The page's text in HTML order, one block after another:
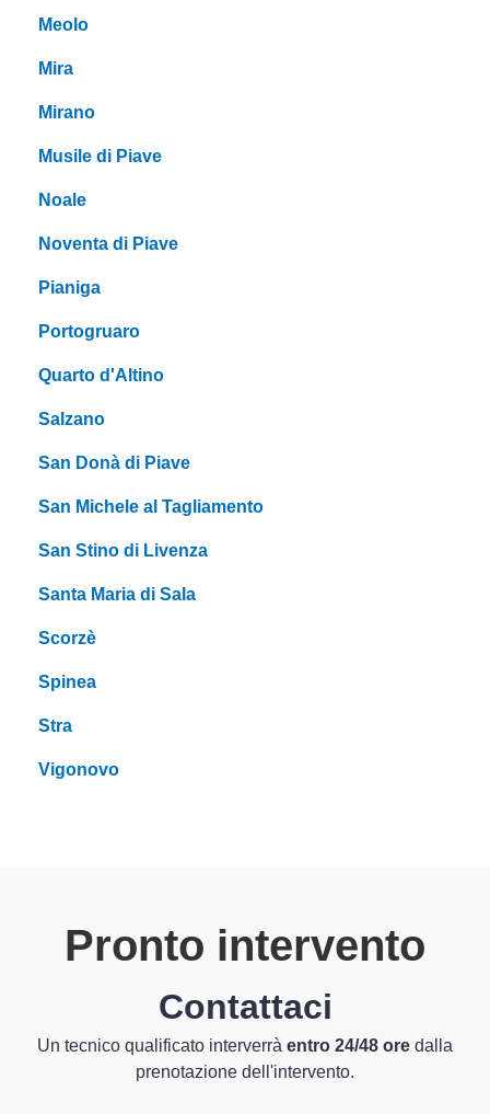
Meolo
Mira
Mirano
Musile di Piave
Noale
Noventa di Piave
Pianiga
Portogruaro
Quarto d'Altino
Salzano
San Donà di Piave
San Michele al Tagliamento
San Stino di Livenza
Santa Maria di Sala
Scorzè
Spinea
Stra
Vigonovo
Pronto intervento
Contattaci
Un tecnico qualificato interverrà entro 24/48 ore dalla
prenotazione dell'intervento.